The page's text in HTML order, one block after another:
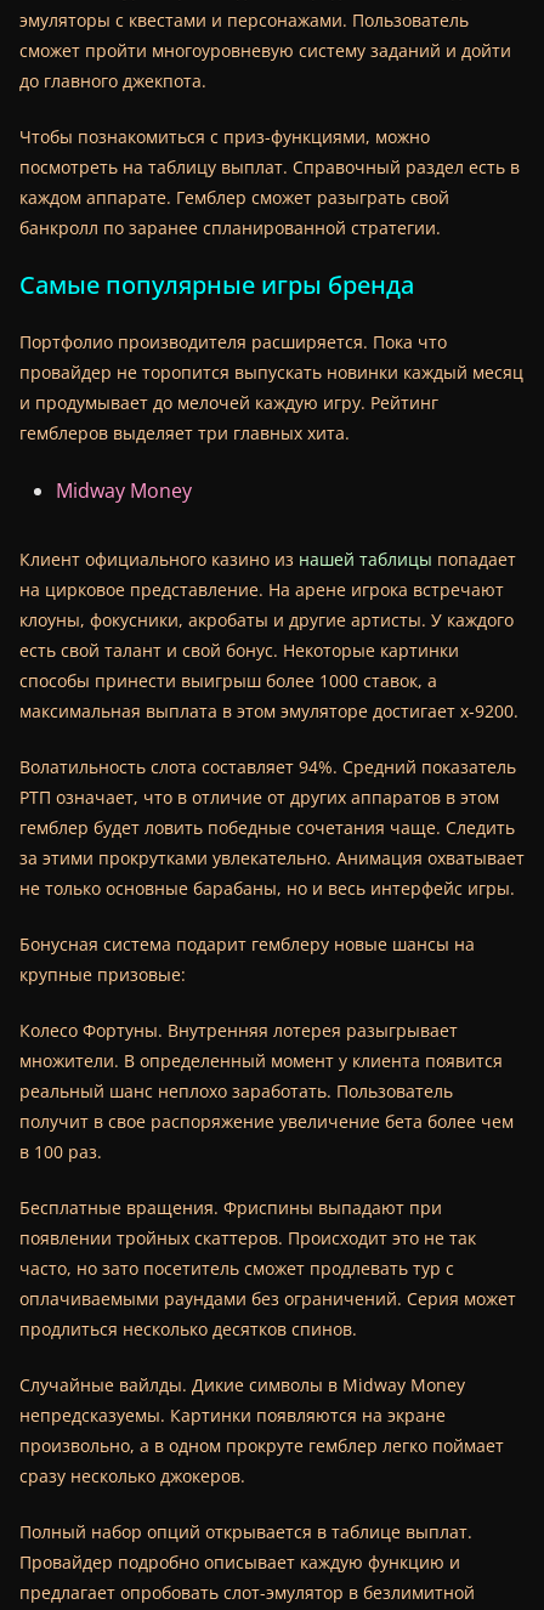
эмуляторы с квестами и персонажами. Пользователь
сможет пройти многоуровневую систему заданий и дойти
до главного джекпота.
Чтобы познакомиться с приз-функциями, можно
посмотреть на таблицу выплат. Справочный раздел есть в
каждом аппарате. Гемблер сможет разыграть свой
банкролл по заранее спланированной стратегии.
Самые популярные игры бренда
Портфолио производителя расширяется. Пока что
провайдер не торопится выпускать новинки каждый месяц
и продумывает до мелочей каждую игру. Рейтинг
гемблеров выделяет три главных хита.
Midway Money
Клиент официального казино из нашей таблицы попадает
на цирковое представление. На арене игрока встречают
клоуны, фокусники, акробаты и другие артисты. У каждого
есть свой талант и свой бонус. Некоторые картинки
способы принести выигрыш более 1000 ставок, а
максимальная выплата в этом эмуляторе достигает х-9200.
Волатильность слота составляет 94%. Средний показатель
РТП означает, что в отличие от других аппаратов в этом
гемблер будет ловить победные сочетания чаще. Следить
за этими прокрутками увлекательно. Анимация охватывает
не только основные барабаны, но и весь интерфейс игры.
Бонусная система подарит гемблеру новые шансы на
крупные призовые:
Колесо Фортуны. Внутренняя лотерея разыгрывает
множители. В определенный момент у клиента появится
реальный шанс неплохо заработать. Пользователь
получит в свое распоряжение увеличение бета более чем
в 100 раз.
Бесплатные вращения. Фриспины выпадают при
появлении тройных скаттеров. Происходит это не так
часто, но зато посетитель сможет продлевать тур с
оплачиваемыми раундами без ограничений. Серия может
продлиться несколько десятков спинов.
Случайные вайлды. Дикие символы в Midway Money
непредсказуемы. Картинки появляются на экране
произвольно, а в одном прокруте гемблер легко поймает
сразу несколько джокеров.
Полный набор опций открывается в таблице выплат.
Провайдер подробно описывает каждую функцию и
предлагает опробовать слот-эмулятор в безлимитной